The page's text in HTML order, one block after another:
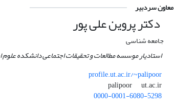
معاون سردبیر
دکتر پروین علی پور
جامعه شناسی
استادیار موسسه مطالعات و تحقیقات اجتماعی دانشکده علوم
profile.ut.ac.ir/~palipoor
palipoor
ut.ac.ir
0000-0001-6080-5298